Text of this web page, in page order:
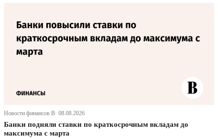
Новости финансов В· 08.08.2026
Банки подняли ставки по краткосрочным вкладам до
максимума с марта